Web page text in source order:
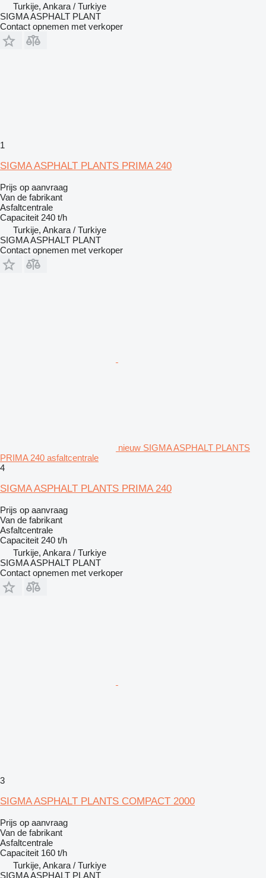
Turkije, Ankara / Turkiye
SIGMA ASPHALT PLANT
Contact opnemen met verkoper
1
SIGMA ASPHALT PLANTS PRIMA 240
Prijs op aanvraag
Van de fabrikant
Asfaltcentrale
Capaciteit 240 t/h
Turkije, Ankara / Turkiye
SIGMA ASPHALT PLANT
Contact opnemen met verkoper
nieuw SIGMA ASPHALT PLANTS
PRIMA 240 asfaltcentrale
4
SIGMA ASPHALT PLANTS PRIMA 240
Prijs op aanvraag
Van de fabrikant
Asfaltcentrale
Capaciteit 240 t/h
Turkije, Ankara / Turkiye
SIGMA ASPHALT PLANT
Contact opnemen met verkoper
3
SIGMA ASPHALT PLANTS COMPACT 2000
Prijs op aanvraag
Van de fabrikant
Asfaltcentrale
Capaciteit 160 t/h
Turkije, Ankara / Turkiye
SIGMA ASPHALT PLANT